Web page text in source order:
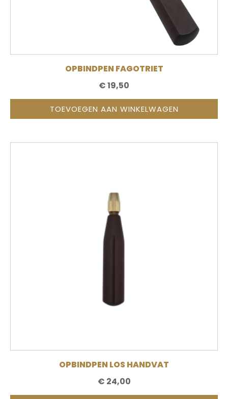
OPBINDPEN FAGOTRIET
€19,50
TOEVOEGEN AAN WINKELWAGEN
OPBINDPEN LOS HANDVAT
€ 24,00